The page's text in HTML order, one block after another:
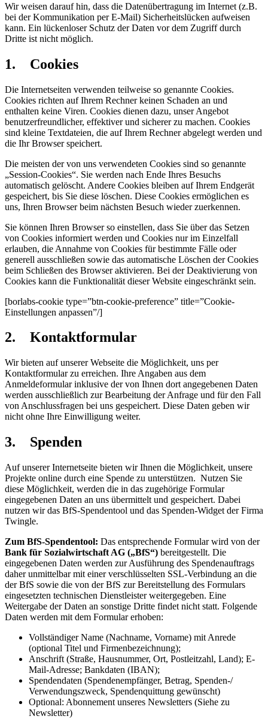
Wir weisen darauf hin, dass die Datenübertragung im Internet (z.B.
bei der Kommunikation per E-Mail) Sicherheitslücken aufweisen
kann. Ein lückenloser Schutz der Daten vor dem Zugriff durch
Dritte ist nicht möglich.
1. Cookies
Die Internetseiten verwenden teilweise so genannte Cookies.
Cookies richten auf Ihrem Rechner keinen Schaden an und
enthalten keine Viren. Cookies dienen dazu, unser Angebot
benutzerfreundlicher, effektiver und sicherer zu machen. Cookies
sind kleine Textdateien, die auf Ihrem Rechner abgelegt werden und
die Ihr Browser speichert.
Die meisten der von uns verwendeten Cookies sind so genannte
„Session-Cookies“. Sie werden nach Ende Ihres Besuchs
automatisch gelöscht. Andere Cookies bleiben auf Ihrem Endgerät
gespeichert, bis Sie diese löschen. Diese Cookies ermöglichen es
uns, Ihren Browser beim nächsten Besuch wieder zuerkennen.
Sie können Ihren Browser so einstellen, dass Sie über das Setzen
von Cookies informiert werden und Cookies nur im Einzelfall
erlauben, die Annahme von Cookies für bestimmte Fälle oder
generell ausschließen sowie das automatische Löschen der Cookies
beim Schließen des Browser aktivieren. Bei der Deaktivierung von
Cookies kann die Funktionalität dieser Website eingeschränkt sein.
[borlabs-cookie type=”btn-cookie-preference” title=”Cookie-
Einstellungen anpassen”/]
2. Kontaktformular
Wir bieten auf unserer Webseite die Möglichkeit, uns per
Kontaktformular zu erreichen. Ihre Angaben aus dem
Anmeldeformular inklusive der von Ihnen dort angegebenen Daten
werden ausschließlich zur Bearbeitung der Anfrage und für den Fall
von Anschlussfragen bei uns gespeichert. Diese Daten geben wir
nicht ohne Ihre Einwilligung weiter.
3. Spenden
Auf unserer Internetseite bieten wir Ihnen die Möglichkeit, unsere
Projekte online durch eine Spende zu unterstützen. Nutzen Sie
diese Möglichkeit, werden die in das zugehörige Formular
eingegebenen Daten an uns übermittelt und gespeichert. Dabei
nutzen wir das BfS-Spendentool und das Spenden-Widget der Firma
Twingle.
Zum BfS-Spendentool: Das entsprechende Formular wird von der
Bank für Sozialwirtschaft AG („BfS“) bereitgestellt. Die
eingegebenen Daten werden zur Ausführung des Spendenauftrags
daher unmittelbar mit einer verschlüsselten SSL-Verbindung an die
der BfS sowie die von der BfS zur Bereitstellung des Formulars
eingesetzten technischen Dienstleister weitergegeben. Eine
Weitergabe der Daten an sonstige Dritte findet nicht statt. Folgende
Daten werden mit dem Formular erhoben:
Vollständiger Name (Nachname, Vorname) mit Anrede
(optional Titel und Firmenbezeichnung);
Anschrift (Straße, Hausnummer, Ort, Postleitzahl, Land); E-
Mail-Adresse; Bankdaten (IBAN);
Spendendaten (Spendenempfänger, Betrag, Spenden-/
Verwendungszweck, Spendenquittung gewünscht)
Optional: Abonnement unseres Newsletters (Siehe zu
Newsletter)